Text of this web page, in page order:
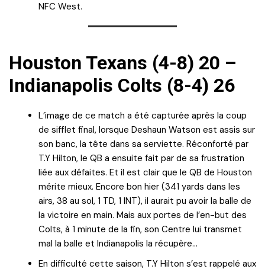
NFC West.
Houston Texans (4-8) 20 –
Indianapolis Colts (8-4) 26
L’image de ce match a été capturée après la coup
de sifflet final, lorsque Deshaun Watson est assis sur
son banc, la tête dans sa serviette. Réconforté par
T.Y Hilton, le QB a ensuite fait par de sa frustration
liée aux défaites. Et il est clair que le QB de Houston
mérite mieux. Encore bon hier (341 yards dans les
airs, 38 au sol, 1 TD, 1 INT), il aurait pu avoir la balle de
la victoire en main. Mais aux portes de l’en-but des
Colts, à 1 minute de la fin, son Centre lui transmet
mal la balle et Indianapolis la récupère…
En difficulté cette saison, T.Y Hilton s’est rappelé aux